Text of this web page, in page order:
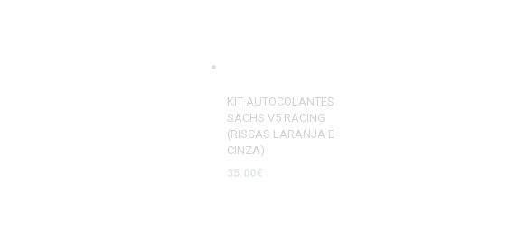
KIT AUTOCOLANTES
SACHS V5 RACING
(RISCAS LARANJA E
CINZA)
35.00€